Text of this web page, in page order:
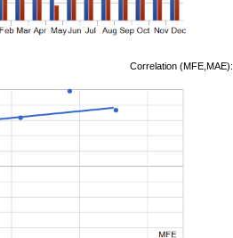
Correlation (MFE,MAE):